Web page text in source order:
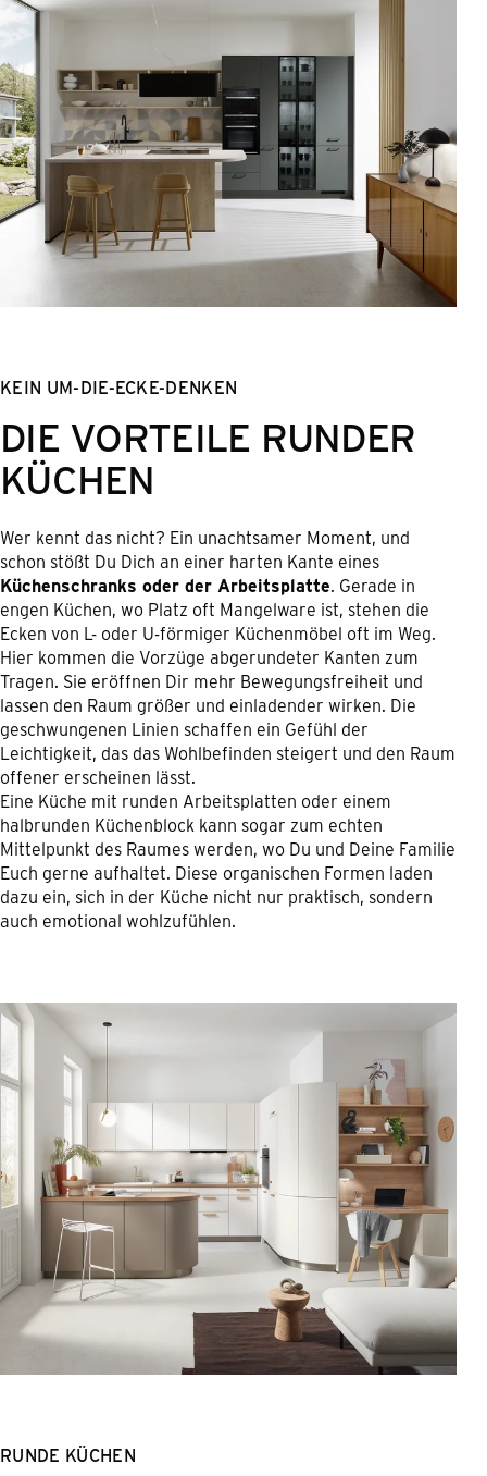
KEIN UM-DIE-ECKE-DENKEN
DIE VORTEILE RUNDER
KÜCHEN
Wer kennt das nicht? Ein unachtsamer Moment, und
schon stößt Du Dich an einer harten Kante eines
Küchenschranks oder der Arbeitsplatte. Gerade in
engen Küchen, wo Platz oft Mangelware ist, stehen die
Ecken von L- oder U-förmiger Küchenmöbel oft im Weg.
Hier kommen die Vorzüge abgerundeter Kanten zum
Tragen. Sie eröffnen Dir mehr Bewegungsfreiheit und
lassen den Raum größer und einladender wirken. Die
geschwungenen Linien schaffen ein Gefühl der
Leichtigkeit, das das Wohlbefinden steigert und den Raum
offener erscheinen lässt.
Eine Küche mit runden Arbeitsplatten oder einem
halbrunden Küchenblock kann sogar zum echten
Mittelpunkt des Raumes werden, wo Du und Deine Familie
Euch gerne aufhaltet. Diese organischen Formen laden
dazu ein, sich in der Küche nicht nur praktisch, sondern
auch emotional wohlzufühlen.
RUNDE KÜCHEN